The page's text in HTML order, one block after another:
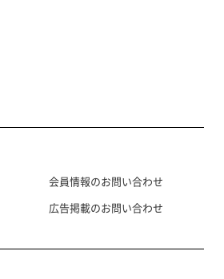
会員情報のお問い合わせ
広告掲載のお問い合わせ